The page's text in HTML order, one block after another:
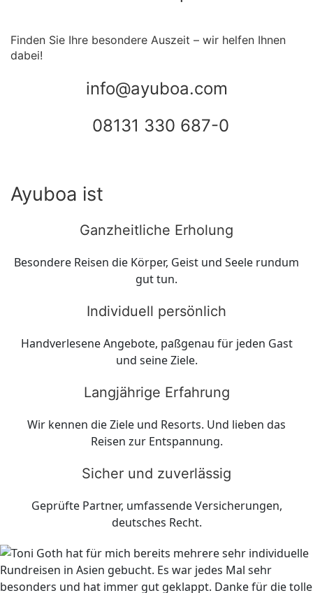
Finden Sie Ihre besondere Auszeit – wir helfen Ihnen
dabei!
info@ayuboa.com
08131 330 687-0
Ayuboa ist
Ganzheitliche Erholung
Besondere Reisen die Körper, Geist und Seele rundum
gut tun.
Individuell persönlich
Handverlesene Angebote, paßgenau für jeden Gast
und seine Ziele.
Langjährige Erfahrung
Wir kennen die Ziele und Resorts. Und lieben das
Reisen zur Entspannung.
Sicher und zuverlässig
Geprüfte Partner, umfassende Versicherungen,
deutsches Recht.